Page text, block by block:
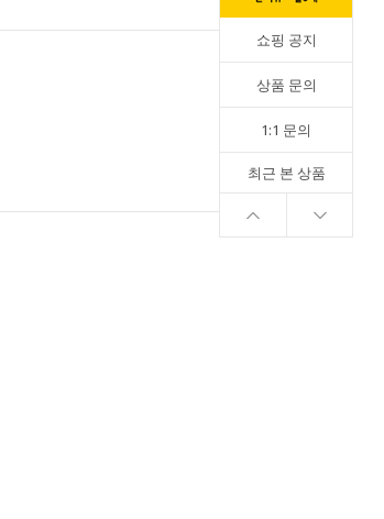
쇼핑 공지
상품 문의
1:1 문의
최근 본 상품